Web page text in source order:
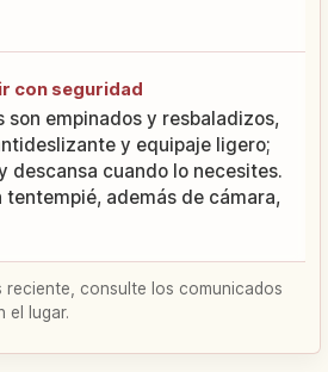
con seguridad
son empinados y resbaladizos,
y equipaje ligero;
descansa cuando lo necesites.
tentempié, además de cámara,
reciente, consulte los comunicados
el lugar.